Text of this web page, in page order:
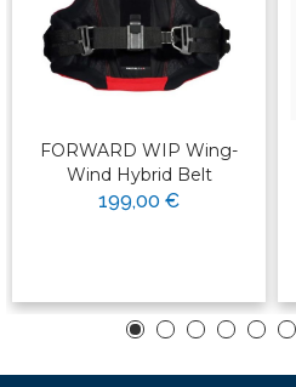
FORWARD WIP Wing-
Wind Hybrid Belt
199,00 €